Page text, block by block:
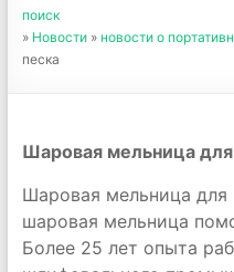
поиск
» Новости» новости о
песка
Шаровая мельница
Шаровая мельница для
шаровая мельница
Более 25 лет опыта